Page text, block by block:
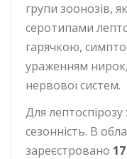
групи зоонозів,
серотипами
гарячкою,
ураженням
нервової систем.
Для лептоспірозу
сезонність. В
зареєстровано 17